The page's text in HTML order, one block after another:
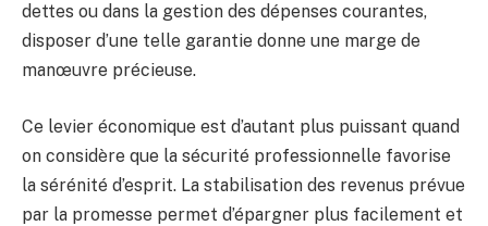
dettes ou dans la gestion des dépenses courantes,
disposer d’une telle garantie donne une marge de
manœuvre précieuse.
Ce levier économique est d’autant plus puissant quand
on considère que la sécurité professionnelle favorise
la sérénité d’esprit. La stabilisation des revenus prévue
par la promesse permet d’épargner plus facilement et